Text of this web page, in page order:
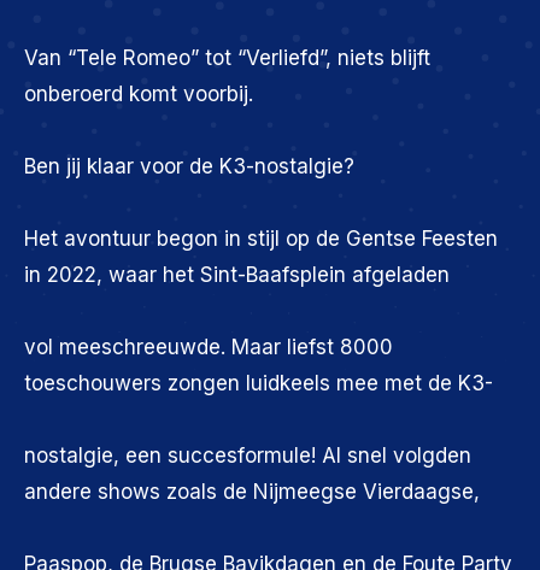
Van “Tele Romeo” tot “Verliefd”, niets blijft
onberoerd komt voorbij.
Ben jij klaar voor de K3-nostalgie?
Het avontuur begon in stijl op de Gentse Feesten
in 2022, waar het Sint-Baafsplein afgeladen
vol meeschreeuwde. Maar liefst 8000
toeschouwers zongen luidkeels mee met de K3-
nostalgie, een succesformule! Al snel volgden
andere shows zoals de Nijmeegse Vierdaagse,
Paaspop, de Brugse Bavikdagen en de Foute Party